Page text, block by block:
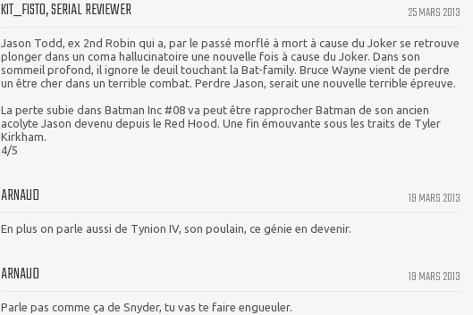
25 MARS 2013
KIT_FISTO, SERIAL REVIEWER
Jason Todd, ex 2nd Robin qui a, par le passé morflé à mort à cause du Joker se retrouve
plonger dans un coma hallucinatoire une nouvelle fois à cause du Joker. Dans son
sommeil profond, il ignore le deuil touchant la Bat-family. Bruce Wayne vient de perdre
un être cher dans un terrible combat. Perdre Jason, serait une nouvelle terrible épreuve.
La perte subie dans Batman Inc #08 va peut être rapprocher Batman de son ancien
acolyte Jason devenu depuis le Red Hood. Une fin émouvante sous les traits de Tyler
Kirkham.
4/5
19 MARS 2013
ARNAUD
En plus on parle aussi de Tynion IV, son poulain, ce génie en devenir.
19 MARS 2013
ARNAUD
Parle pas comme ça de Snyder, tu vas te faire engueuler.